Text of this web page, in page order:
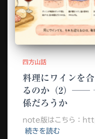
四方山話
料理にワインを
るのか（2）──
係だろうか
note版はこちら：
続きを読む